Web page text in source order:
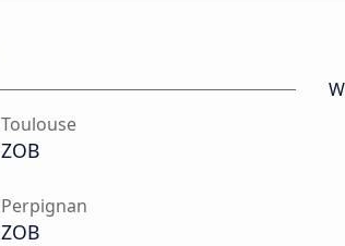
Toulouse
ZOB
Perpignan
ZOB